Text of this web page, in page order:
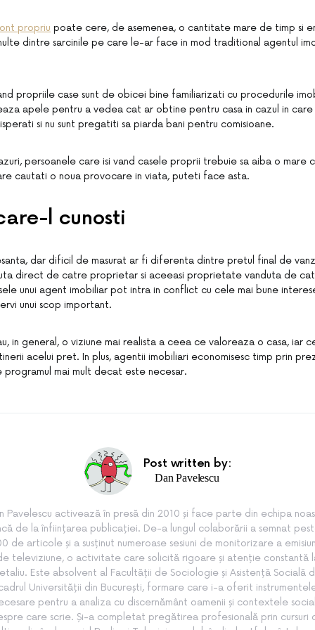
propriu poate cere, de asemenea, o cantitate mare de timp si
dintre sarcinile pe care le-ar face in mod traditional agentul
propriile case sunt de obicei bine familiarizati cu procedurile
apele pentru a vedea cat ar obtine pentru casa in cazul in care
si nu sunt pregatiti sa piarda bani pentru comisioane.
persoanele care isi vand casele proprii trebuie sa aiba o mare
cautati o noua provocare in viata, puteti face asta.
l cunosti
dar dificil de masurat ar fi diferenta dintre pretul final de
direct de catre proprietar si aceeasi proprietate vanduta de
unui agent imobiliar pot intra in conflict cu cele mai bune
unui scop important.
in general, o viziune mai realista a ceea ce valoreaza o casa, iar
acelui pret. In plus, agentii imobiliari economisesc timp prin
mai mult decat este necesar.
Post written by:
Dan Pavelescu
Pavelescu activează în presă din 2010 și face parte din echipa
de la înființarea publicației. De-a lungul colaborării a semnat
de articole și a susținut numeroase sesiuni de monitorizare a
televiziune, o activitate care solicită rigoare și atenție constantă
Este absolvent al Facultății de Sociologie și Asistență Socială
Universității din București, formare care i-a oferit
pentru a analiza cu discernământ oamenii și contextele
care scrie. Și-a completat pregătirea profesională prin cursuri